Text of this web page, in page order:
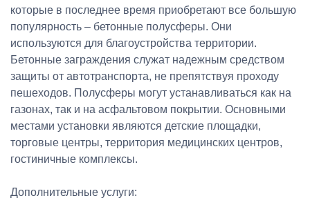
которые в последнее время приобретают все большую
популярность – бетонные полусферы. Они
используются для благоустройства территории.
Бетонные заграждения служат надежным средством
защиты от автотранспорта, не препятствуя проходу
пешеходов. Полусферы могут устанавливаться как на
газонах, так и на асфальтовом покрытии. Основными
местами установки являются детские площадки,
торговые центры, территория медицинских центров,
гостиничные комплексы.
Дополнительные услуги: